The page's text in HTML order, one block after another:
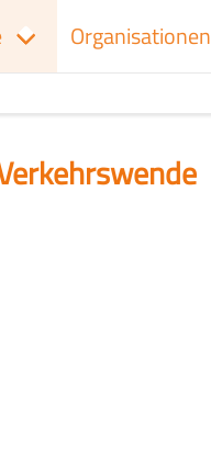
Organisationen